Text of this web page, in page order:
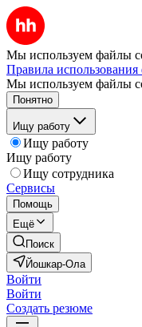
Мы используем файлы
Правила
Мы используем файлы
Понятно
Ищу работу
Ищу работу
Ищу работу
Ищу сотрудника
Сервисы
Помощь
Ещё
Поиск
Йошкар-Ола
Войти
Войти
Создать резюме